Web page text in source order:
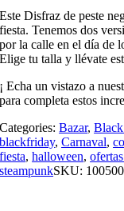
Este Disfraz de peste
fiesta. Tenemos dos
por la calle en el día de
Elige tu talla y llévate
¡ Echa un vistazo a
para completa estos
Categories:Bazar,
blackfriday,Carnaval,
fiesta,halloween,
steampunkSKU: